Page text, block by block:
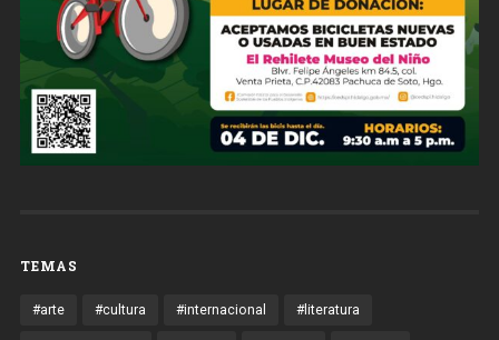
TEMAS
#arte #cultura #internacional #literatura